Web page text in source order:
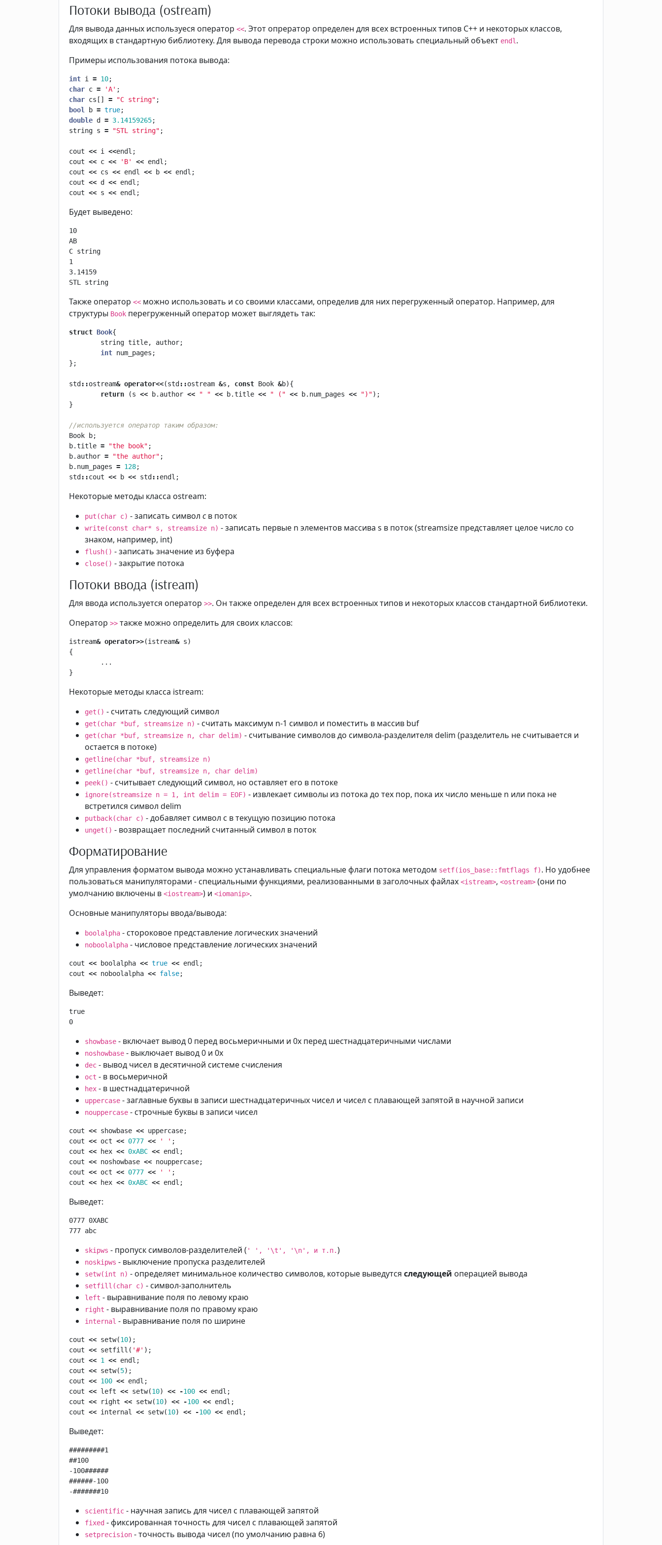
Потоки вывода (ostream)
Для вывода данных используеся оператор <<. Этот опрератор определен для всех встроенных типов C++ и некоторых классов,
входящих в стандартную библиотеку. Для вывода перевода строки можно использовать специальный объект endl .
Примеры использования потока вывода:
int i = 10;
char c = 'A' ;
char cs [] = "C string" ;
bool
b = true;
double d = 3.14159265;
string s = "STL string" ;
cout << i <<endl ;
cout << c << 'B' << endl ;
cout << cs << endl << b << endl ;
cout << d << endl ;
cout << s << endl ;
Будет выведено:
10
AB
C string
1
3.14159
STL string
Также оператор << можно использовать и со своими классами, определив для них перегруженный оператор. Например, для
структуры Book перегруженный оператор может выглядеть так:
struct Book{
string title, author;
int num_pages ;
};
std ::ostream& operator<<(std ::ostream &s , const Book &b){
return
(s << b. author << " " << b.title << " (" << b. num_pages << ")");
}
//используется оператор таким образом:
Book
b;
b.title = "the book" ;
b. author = "the author" ;
b. num_pages = 128;
std ::cout << b << std ::endl ;
Некоторые методы класса ostream:
put(char c) - записать символ св поток
write(const char* s, streamsize n) - записать первые n элементов массива s в поток (streamsize представляет целое число со
знаком, например, int)
flush() - записать значение из буфера
close() - закрытие потока
Потоки ввода (istream)
Для ввода используется оператор >>. Он также определен для всех встроенных типов и некоторых классов стандартной библиотеки.
Оператор >> также можно определить для своих классов:
istream& operator>>(istream& s)
{
...
}
Некоторые методы класса istream:
get() - считать следующий символ
get(char *buf, streamsize n) - считать максимум n-1 символ и поместить в массив buf
get(char *buf, streamsize n, char delim) - считывание символов до символа-разделителя delim (разделитель не считывается и
остается в потоке)
getline(char *buf, streamsize n)
getline(char *buf, streamsize n, char delim)
peek() - считывает следующий символ, но оставляет его в потоке
ignore(streamsize n = 1, int delim = EOF) - извлекает символы из потока до тех пор, пока их число меньше n или пока не
встретился символ delim
putback(char c) - добавляет символ с в текущую позицию потока
unget() - возвращает последний считанный символ в поток
Форматирование
Для управления форматом вывода можно устанавливать специальные флаги потока методом setf(ios_base::fmtflags f). Но удобнее
пользоваться манипуляторами - специальными функциями, реализованными в заголочных файлах <istream>, <ostream> (они по
умолчанию включены в <iostream>) и <iomanip>.
Основные манипуляторы ввода/вывода:
boolalpha - стороковое представление логических значений
noboolalpha - числовое представление логических значений
cout << boolalpha << true << endl ;
cout << noboolalpha << false;
Выведет:
true
0
showbase - включает вывод 0 перед восьмеричными и 0x перед шестнадцатеричными числами
noshowbase - выключает вывод 0 и 0x
dec - вывод чисел в десятичной системе счисления
oct - в восьмеричной
hex - в шестнадцатеричной
uppercase - заглавные буквы в записи шестнадцатеричных чисел и чисел с плавающей запятой в научной записи
nouppercase - строчные буквы в записи чисел
cout << showbase << uppercase;
cout << oct << 0777 << ' ' ;
cout << hex << 0xABC << endl ;
cout << noshowbase << nouppercase;
cout << oct << 0777 << ' ' ;
cout << hex << 0xABC << endl ;
Выведет:
0777 0XABC
777 abc
skipws - пропуск символов-разделителей ( ' ', '\t', '\n', и т.п.)
noskipws - выключение пропуска разделителей
setw(int n) - определяет минимальное количество символов, которые выведутся следующей операцией вывода
setfill(char c) - символ-заполнитель
left - выравнивание поля по левому краю
right - выравнивание поля по правому краю
internal - выравнивание поля по ширине
cout << setw(10);
cout << setfill ( '#' );
cout << 1 << endl ;
cout << setw(5);
cout << 100 << endl ;
cout << left << setw(10) << -100 << endl ;
cout << right << setw(10) << -100 << endl ;
cout << internal << setw(10) << -100 << endl ;
Выведет:
#########1
##100
-100######
######-100
-#######10
scientific - научная запись для чисел с плавающей запятой
fixed - фиксированная точность для чисел с плавающей запятой
setprecision - точность вывода чисел (по умолчанию равна 6)